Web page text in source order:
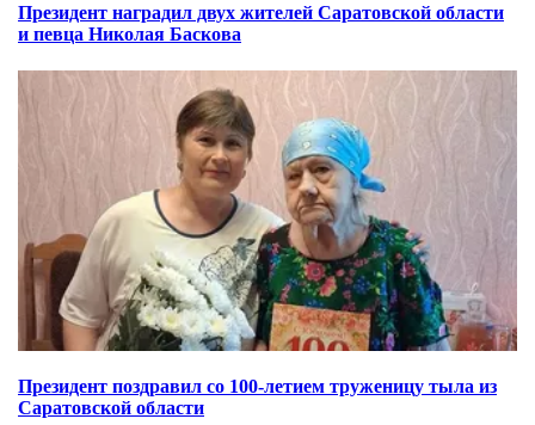
Президент наградил двух жителей Саратовской области
и певца Николая Баскова
Президент поздравил со 100-летием труженицу тыла из
Саратовской области